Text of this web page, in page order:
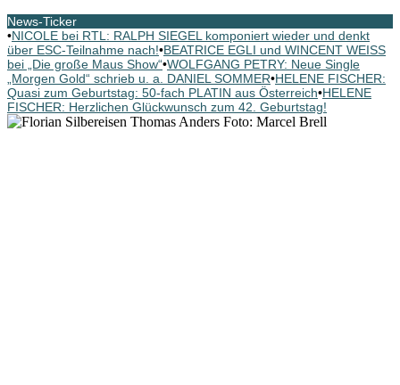
News-Ticker
•NICOLE bei RTL: RALPH SIEGEL komponiert wieder und denkt
über ESC-Teilnahme nach!•BEATRICE EGLI und WINCENT WEISS
bei „Die große Maus Show“•WOLFGANG PETRY: Neue Single
„Morgen Gold“ schrieb u. a. DANIEL SOMMER•HELENE FISCHER:
Quasi zum Geburtstag: 50-fach PLATIN aus Österreich•HELENE
FISCHER: Herzlichen Glückwunsch zum 42. Geburtstag!